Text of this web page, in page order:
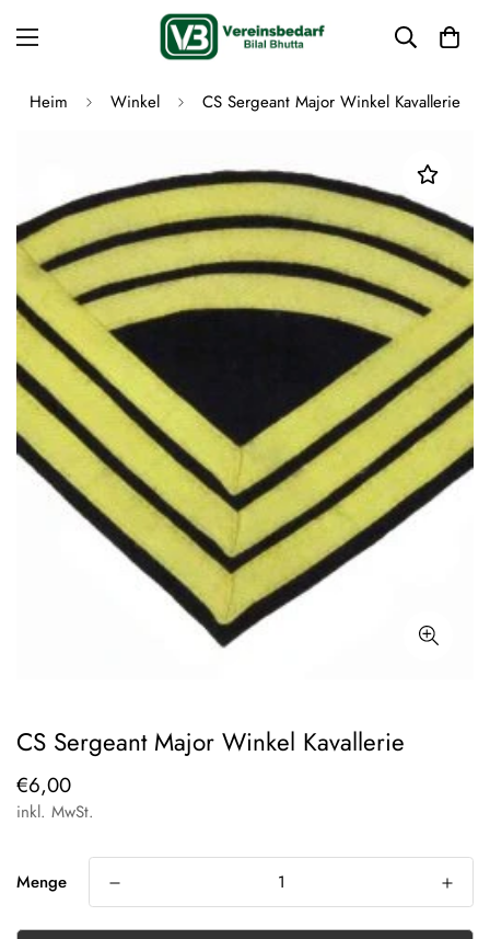
Heim Winkel CS Sergeant Major Winkel Kavallerie
CS Sergeant Major Winkel Kavallerie
Regulärer
Preis
€6,00
inkl. MwSt.
Menge